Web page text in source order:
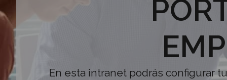
En esta intranet podrás configurar